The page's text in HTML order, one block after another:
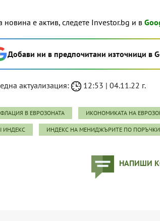
новина е актив, следете Investor.bg и в
Добави ни в предпочитани източници в
актуализация: 12:53 | 04.11.22 г.
В ЕВРОЗОНАТА ИКОНОМИКАТА НА
ИНДЕКС ИНДЕКС НА МЕНИДЖЪРИТЕ ПО
НАПИШИ